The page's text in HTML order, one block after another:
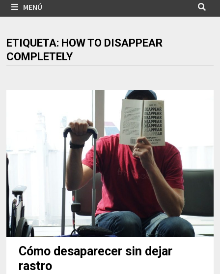
MENÚ
ETIQUETA: HOW TO DISAPPEAR
COMPLETELY
Cómo desaparecer sin dejar
rastro